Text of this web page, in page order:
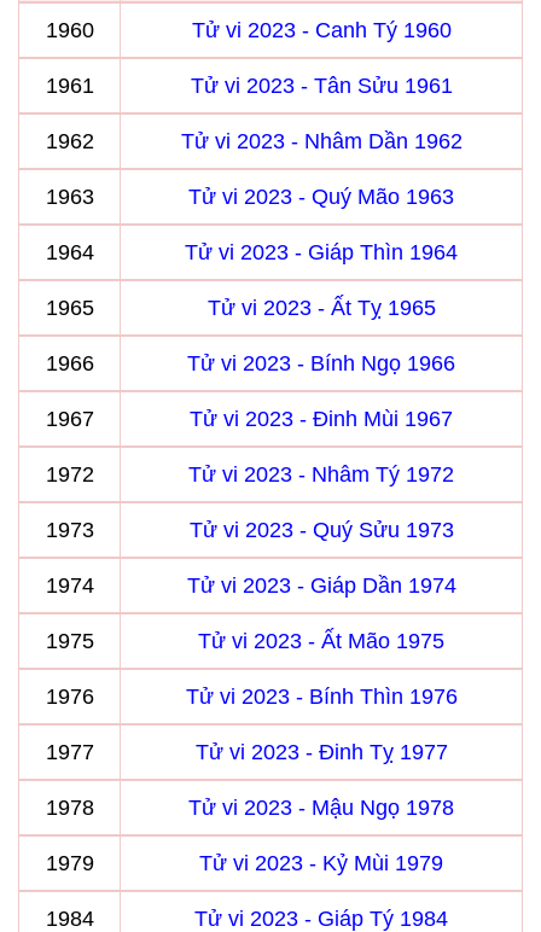
1960 Tử vi 2023 - Canh Tý 1960
1961 Tử vi 2023 - Tân Sửu 1961
1962 Tử vi 2023 - Nhâm Dần 1962
1963 Tử vi 2023 - Quý Mão 1963
1964 Tử vi 2023 - Giáp Thìn 1964
1965 Tử vi 2023 - Ất Tỵ 1965
1966 Tử vi 2023 - Bính Ngọ 1966
1967 Tử vi 2023 - Đinh Mùi 1967
1972 Tử vi 2023 - Nhâm Tý 1972
1973 Tử vi 2023 - Quý Sửu 1973
1974 Tử vi 2023 - Giáp Dần 1974
1975 Tử vi 2023 - Ất Mão 1975
1976 Tử vi 2023 - Bính Thìn 1976
1977 Tử vi 2023 - Đinh Tỵ 1977
1978 Tử vi 2023 - Mậu Ngọ 1978
1979 Tử vi 2023 - Kỷ Mùi 1979
1984 Tử vi 2023 - Giáp Tý 1984